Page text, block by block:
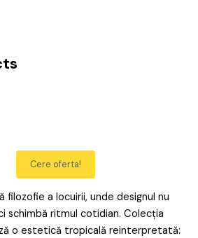
Cere oferta!
filozofie a locuirii, unde designul nu
schimbă ritmul cotidian. Colecția
o estetică tropicală reinterpretată: